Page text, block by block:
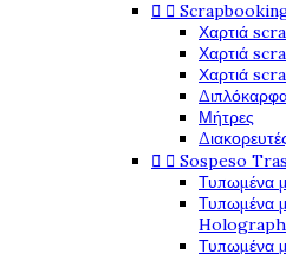
 
Χαρτιά
Χαρτιά
Χαρτιά
Μήτρες
  Sospeso
Τυπωμένα
Τυπωμένα
Τυπωμένα